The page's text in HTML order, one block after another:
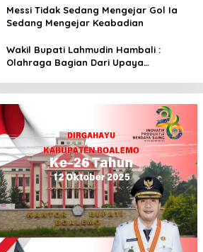
Messi Tidak Sedang Mengejar Gol Ia
Sedang Mengejar Keabadian
Wakil Bupati Lahmudin Hambali :
Olahraga Bagian Dari Upaya